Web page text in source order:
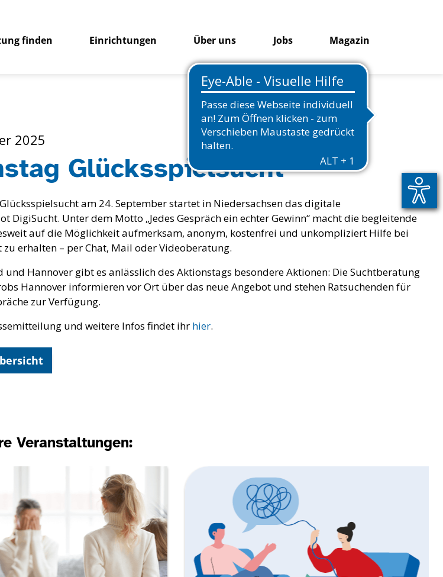
finden Einrichtungen Über uns Jobs Magazin
2025
Glücksspielsucht
am 24. September startet in Niedersachsen das digitale
DigiSucht. Unter dem Motto „Jedes Gespräch ein echter Gewinn“ macht die begleitende
auf die Möglichkeit aufmerksam, anonym, kostenfrei und unkompliziert Hilfe bei
zu erhalten – per Chat, Mail oder Videoberatung.
und Hannover gibt es anlässlich des Aktionstags besondere Aktionen: Die Suchtberatung
Hannover informieren vor Ort über das neue Angebot und stehen Ratsuchenden für
zur Verfügung.
und weitere Infos findet ihr hier.
Veranstaltungen: